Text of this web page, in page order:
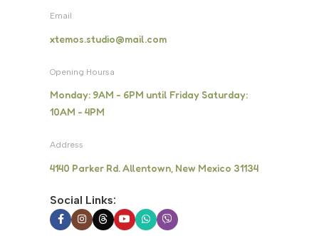
Email
xtemos.studio@mail.com
Opening Hoursa
Monday: 9AM - 6PM until Friday Saturday:
10AM - 4PM
Address
4140 Parker Rd. Allentown, New Mexico 31134
Social Links: